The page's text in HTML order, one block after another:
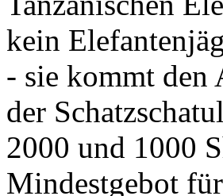
kein
- sie kommt den
der
2000 und 1000
Mindestgebot